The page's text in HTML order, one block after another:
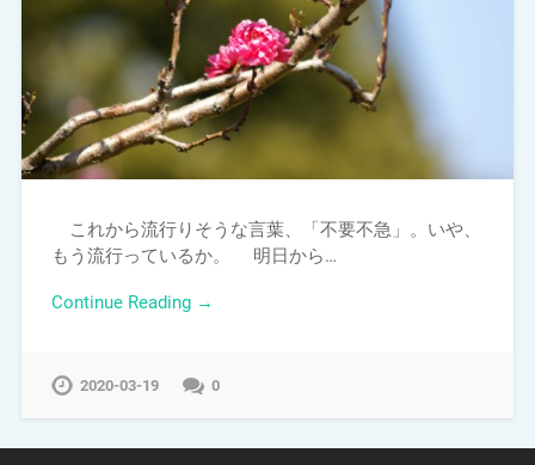
これから流行りそうな言葉、「不要不急」。いや、
もう流行っているか。 明日から…
Continue Reading →
2020-03-19 0